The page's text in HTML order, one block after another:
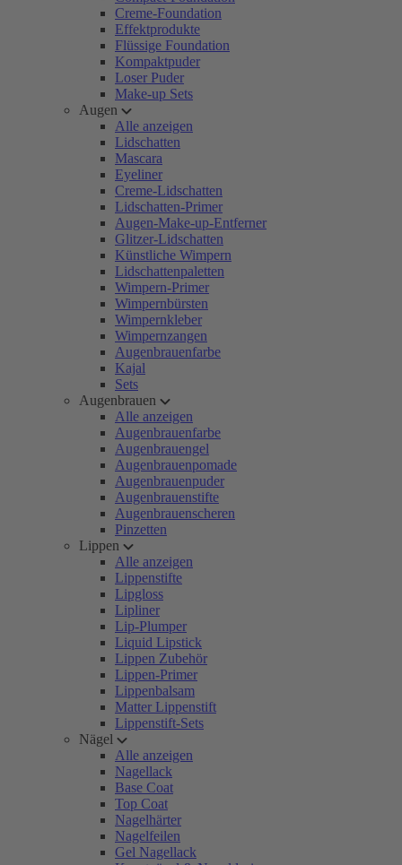
Creme-Foundation
Effektprodukte
Flüssige Foundation
Kompaktpuder
Loser Puder
Make-up Sets
Augen
Alle anzeigen
Lidschatten
Mascara
Eyeliner
Creme-Lidschatten
Lidschatten-Primer
Augen-Make-up-Entferner
Glitzer-Lidschatten
Künstliche Wimpern
Lidschattenpaletten
Wimpern-Primer
Wimpernbürsten
Wimpernkleber
Wimpernzangen
Augenbrauenfarbe
Kajal
Sets
Augenbrauen
Alle anzeigen
Augenbrauenfarbe
Augenbrauengel
Augenbrauenpomade
Augenbrauenpuder
Augenbrauenstifte
Augenbrauenscheren
Pinzetten
Lippen
Alle anzeigen
Lippenstifte
Lipgloss
Lipliner
Lip-Plumper
Liquid Lipstick
Lippen Zubehör
Lippen-Primer
Lippenbalsam
Matter Lippenstift
Lippenstift-Sets
Nägel
Alle anzeigen
Nagellack
Base Coat
Top Coat
Nagelhärter
Nagelfeilen
Gel Nagellack